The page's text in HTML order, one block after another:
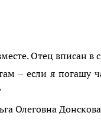
Отец вписан в
– если я погашу